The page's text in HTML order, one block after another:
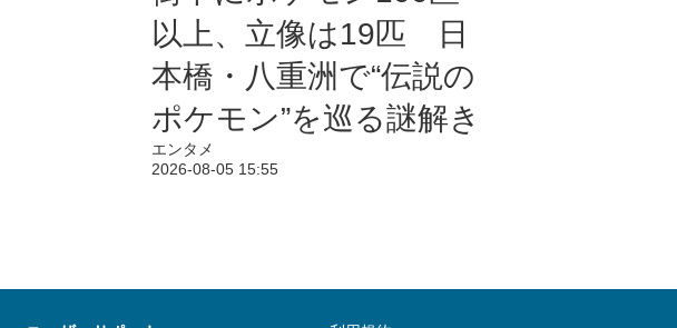
以上、立像は19匹 日
本橋・八重洲で“伝説の
ポケモン”を巡る謎解き
エンタメ
2026-08-05 15:55